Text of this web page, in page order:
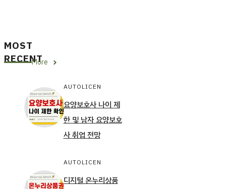
MOST
RECENT
More
AUTOLICEN
요양보호사 나이 제
한 및 남자 요양보호
사 취업 전망
AUTOLICEN
디지털 온누리상품